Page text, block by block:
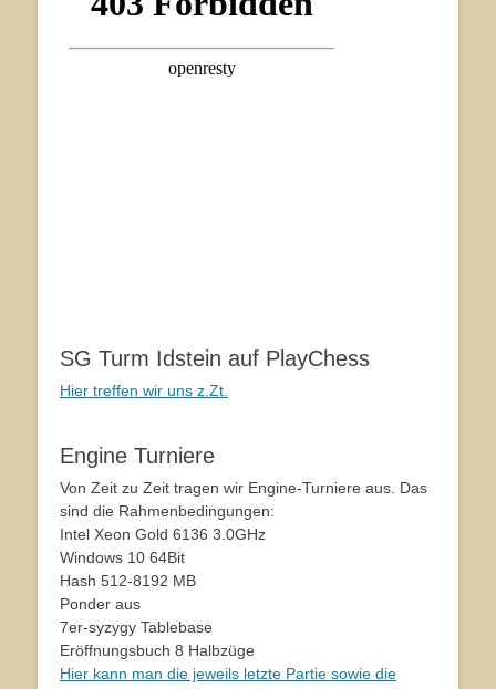
SG Turm Idstein auf PlayChess
Hier treffen wir uns z.Zt.
Engine Turniere
Von Zeit zu Zeit tragen wir Engine-Turniere aus. Das
sind die Rahmenbedingungen:
Intel Xeon Gold 6136 3.0GHz
Windows 10 64Bit
Hash 512-8192 MB
Ponder aus
7er-syzygy Tablebase
Eröffnungsbuch 8 Halbzüge
Hier kann man die jeweils letzte Partie sowie die